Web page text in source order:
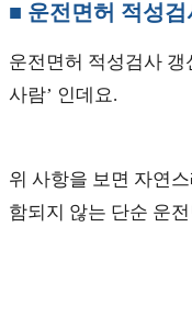
■ 운전면허 적성검
운전면허 적성검사 갱
사람’ 인데요.
위 사항을 보면 자연
함되지 않는 단순 운